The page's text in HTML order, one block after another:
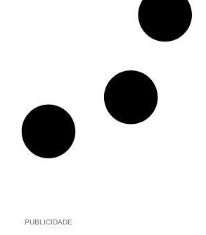
PUBLICIDADE